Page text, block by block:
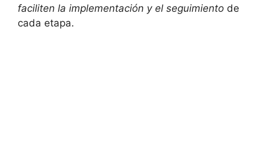
faciliten la implementación y el seguimiento de
cada etapa.